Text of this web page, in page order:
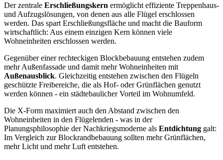
Der zentrale Erschließungskern ermöglicht effiziente Treppenhaus-
und Aufzugslösungen, von denen aus alle Flügel erschlossen
werden. Das spart Erschließungsfläche und macht die Bauform
wirtschaftlich: Aus einem einzigen Kern können viele
Wohneinheiten erschlossen werden.
Gegenüber einer rechteckigen Blockbebauung entstehen zudem
mehr Außenfassade und damit mehr Wohneinheiten mit
Außenausblick. Gleichzeitig entstehen zwischen den Flügeln
geschützte Freibereiche, die als Hof- oder Grünflächen genutzt
werden können - ein städtebaulicher Vorteil im Wohnumfeld.
Die X-Form maximiert auch den Abstand zwischen den
Wohneinheiten in den Flügelenden - was in der
Planungsphilosophie der Nachkriegsmoderne als Entdichtung galt:
Im Vergleich zur Blockrandbebauung sollten mehr Grünflächen,
mehr Licht und mehr Luft entstehen.